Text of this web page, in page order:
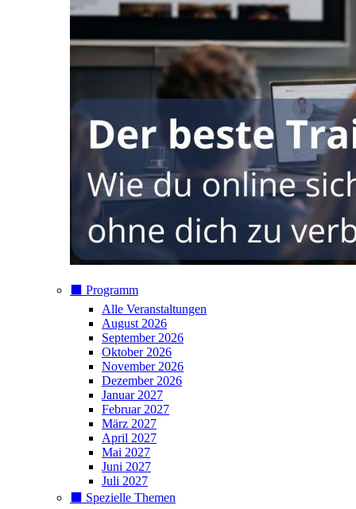
⬛️ Programm
Alle Veranstaltungen
August 2026
September 2026
Oktober 2026
November 2026
Dezember 2026
Januar 2027
Februar 2027
März 2027
April 2027
Mai 2027
Juni 2027
Juli 2027
⬛️ Spezielle Themen